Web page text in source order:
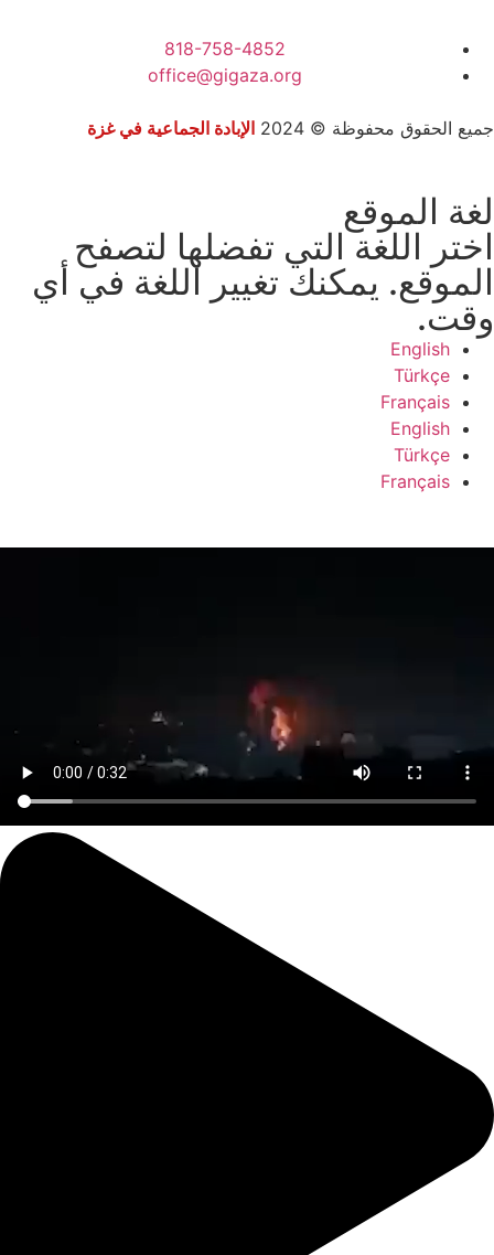
818-758-4852
office@gigaza.org
جميع الحقوق محفوظة © 2024 الإبادة الجماعية في غزة
لغة الموقع
اختر اللغة التي تفضلها لتصفح
الموقع. يمكنك تغيير اللغة في أي
وقت.
English
Türkçe
Français
English
Türkçe
Français